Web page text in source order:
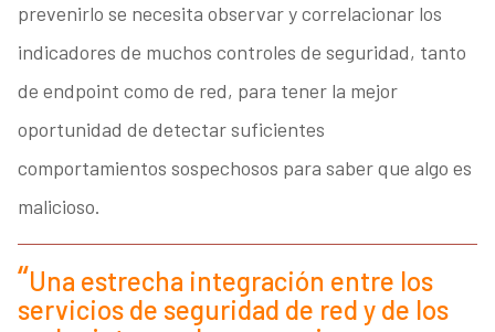
prevenirlo se necesita observar y correlacionar los
indicadores de muchos controles de seguridad, tanto
de endpoint como de red, para tener la mejor
oportunidad de detectar suficientes
comportamientos sospechosos para saber que algo es
malicioso.
Una estrecha integración entre los
servicios de seguridad de red y de los